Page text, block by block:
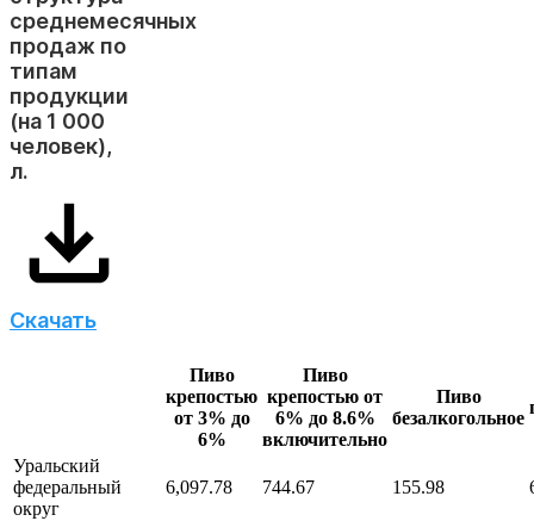
среднемесячных
продаж по
типам
продукции
(на 1 000
человек),
л.
Скачать
Пиво
крепостью
от 3% до
6%
Пиво
крепостью от
6% до 8.6%
включительно
Пиво
безалкогольное
Уральский
федеральный
округ
6,097.78 744.67 155.98